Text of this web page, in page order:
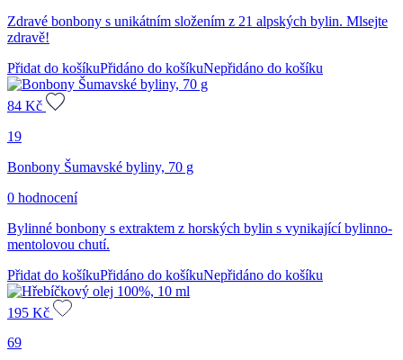
Zdravé bonbony s unikátním složením z 21 alpských bylin. Mlsejte
zdravě!
Přidat do košíkuPřidáno do košíkuNepřidáno do košíku
84 Kč
19
Bonbony Šumavské byliny, 70 g
0 hodnocení
Bylinné bonbony s extraktem z horských bylin s vynikající bylinno-
mentolovou chutí.
Přidat do košíkuPřidáno do košíkuNepřidáno do košíku
195 Kč
69